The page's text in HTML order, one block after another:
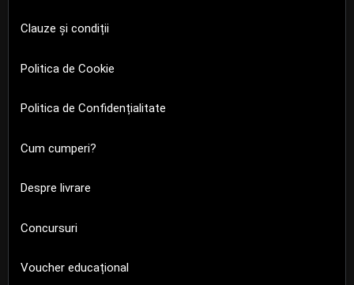
Clauze și condiții
Politica de Cookie
Politica de Confidențialitate
Cum cumperi?
Despre livrare
Concursuri
Voucher educațional